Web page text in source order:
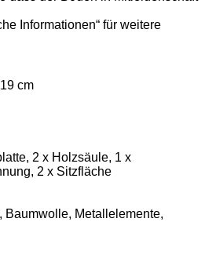
Informationen“ für weitere
cm
2 x Holzsäule, 1 x
2 x Sitzfläche
Baumwolle, Metallelemente,